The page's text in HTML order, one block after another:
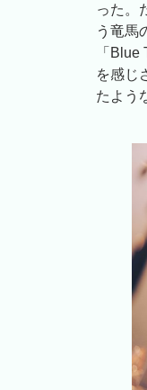
った。
う竜馬
「
を感じ
たよう